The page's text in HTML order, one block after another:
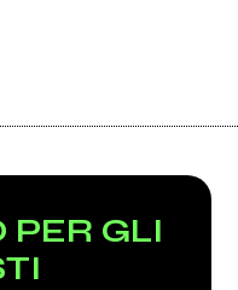
PER GLI